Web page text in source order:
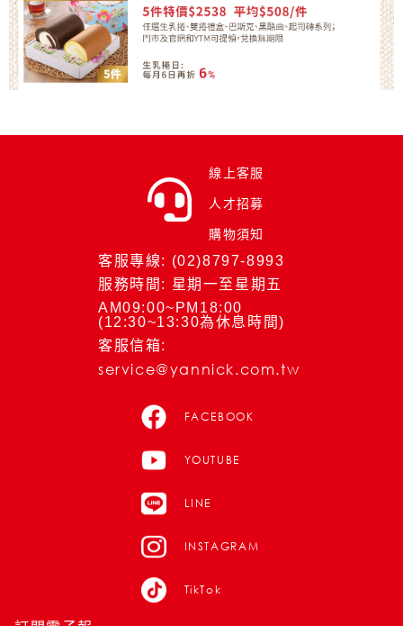
線上客服
人才招募
購物須知
客服專線: (02)8797-8993
服務時間: 星期一至星期五
AM09:00~PM18:00
(12:30~13:30為休息時間)
客服信箱:
service@yannick.com.tw
FACEBOOK
YOUTUBE
LINE
INSTAGRAM
TikTok